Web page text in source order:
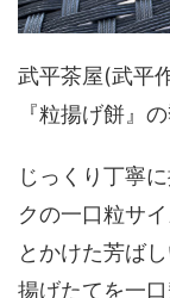
武平茶屋(武平
『粒揚げ餅』
じっくり丁寧
クの一口粒サ
とかけた芳ば
揚げたてを一